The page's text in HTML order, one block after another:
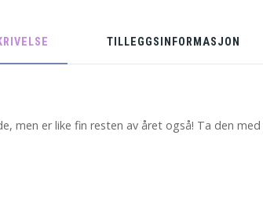
TILLEGGSINFORMASJON
men er like fin resten av året også! Ta den